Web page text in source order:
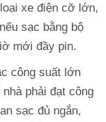
xe điện cỡ lớn,
sạc bằng bộ
mới đầy pin.
công suất lớn
phải đạt công
sạc đủ ngắn,